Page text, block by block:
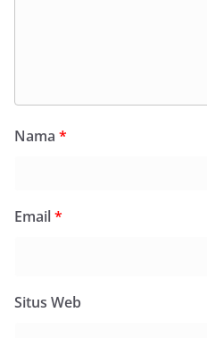
Nama *
Email*
Situs Web